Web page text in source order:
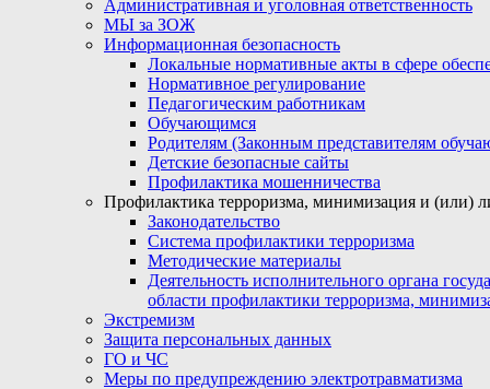
Административная и уголовная ответственность
МЫ за ЗОЖ
Информационная безопасность
Локальные нормативные акты в сфере
Нормативное регулирование
Педагогическим работникам
Обучающимся
Родителям (Законным представителям
Детские безопасные сайты
Профилактика мошенничества
Профилактика терроризма, минимизация и (или)
Законодательство
Система профилактики терроризма
Методические материалы
Деятельность исполнительного органа
области профилактики терроризма,
Экстремизм
Защита персональных данных
ГО и ЧС
Меры по предупреждению электротравматизма